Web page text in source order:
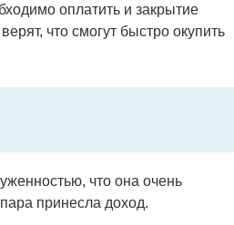
оплатить и закрытие
что смогут быстро окупить
что она очень
принесла доход.